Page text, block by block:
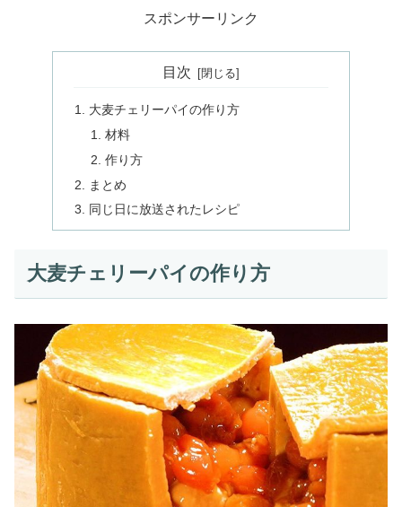
スポンサーリンク
目次
大麦チェリーパイの作り方
材料
作り方
まとめ
同じ日に放送されたレシピ
大麦チェリーパイの作り方